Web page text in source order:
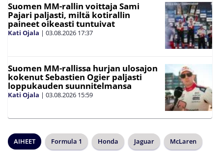
Suomen MM-rallin voittaja Sami
Pajari paljasti, miltä kotirallin
paineet oikeasti tuntuivat
Kati Ojala | 03.08.2026 17:37
Suomen MM-rallissa hurjan ulosajon
kokenut Sebastien Ogier paljasti
loppukauden suunnitelmansa
Kati Ojala | 03.08.2026 15:59
AIHEET Formula 1 Honda Jaguar McLaren